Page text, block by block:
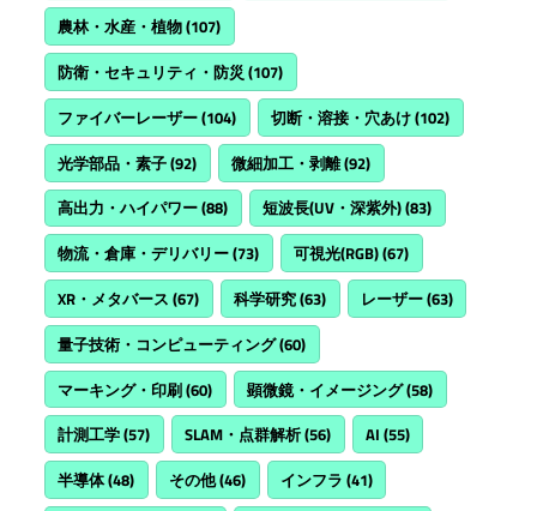
農林・水産・植物(107)
防衛・セキュリティ・防災(107)
ファイバーレーザー(104) 切断・溶接・穴あけ(102)
光学部品・素子(92) 微細加工・剥離(92)
高出力・ハイパワー(88) 短波長(UV・深紫外)(83)
物流・倉庫・デリバリー(73) 可視光(RGB)(67)
XR・メタバース (67) 科学研究(63) レーザー(63)
量子技術・コンピューティング(60)
マーキング・印刷(60) 顕微鏡・イメージング(58)
計測工学(57) SLAM・点群解析(56) AI (55)
半導体(48) その他(46) インフラ (41)